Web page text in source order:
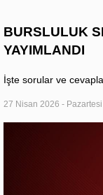
BURSLULUK
YAYIMLANDI
İşte sorular ve
27 Nisan 2026 -